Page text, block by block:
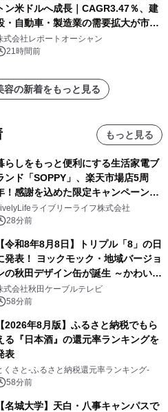
ン米ドルへ成長｜CAGR3.47％、建
・自動車・製造業の需要拡大が市場
牽引
式会社レポートオーシャン
21時間前
容の新着をもっと見る
もっと見る
らしをもっと便利にする生活家電ブ
ンド「SOPPY」、楽天市場店5周
！感謝を込めた限定キャンペーンを
10日より開催
ライブリーライフ株式会社
28分前
【令和8年8月8日】トリプル「8」の日
発表！ ヨックモック・地域バージョ
の秋田デザイン缶が誕生 ～かわいい
田犬の子犬と秋田の四季と名所を巡
パッケージ～ 9月1日(火)秋田県内で
式会社秋田ケーブルテレビ
58分前
【2026年8月版】ふるさと納税でもら
る『日本酒』の還元率ランキングを
表
くさと-ふるさと納税還元率ランキング-
58分前
【名城大学】天白・八事キャンパスで